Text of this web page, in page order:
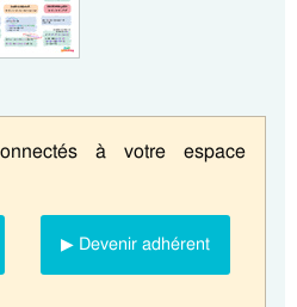
à votre espace
▶ Devenir adhérent